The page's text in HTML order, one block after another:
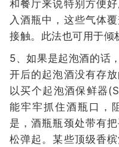
和餐厅来说特别方便
入酒瓶中，这些气体
接触。此法也可用于倾
5、如果是起泡酒的话
开后的起泡酒没有存
以买个起泡酒保鲜器
能牢牢抓住酒瓶口，
是，酒瓶瓶颈处带有
松弹起。某些顶级香